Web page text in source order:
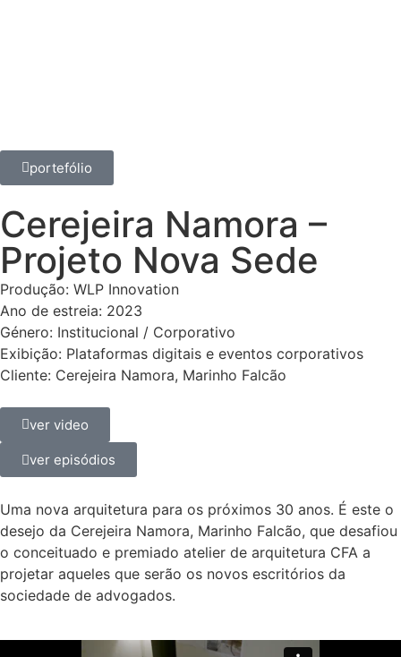
portefólio
Cerejeira Namora –
Projeto Nova Sede
Produção: WLP Innovation
Ano de estreia: 2023
Género: Institucional / Corporativo
Exibição: Plataformas digitais e eventos corporativos
Cliente: Cerejeira Namora, Marinho Falcão
ver video
ver episódios
Uma nova arquitetura para os próximos 30 anos. É este o
desejo da Cerejeira Namora, Marinho Falcão, que desafiou
o conceituado e premiado atelier de arquitetura CFA a
projetar aqueles que serão os novos escritórios da
sociedade de advogados.